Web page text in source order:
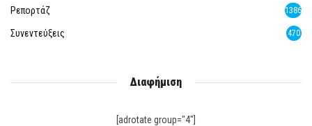
Ρεπορτάζ 1386
Συνεντεύξεις 470
Διαφήμιση
[adrotate group="4"]